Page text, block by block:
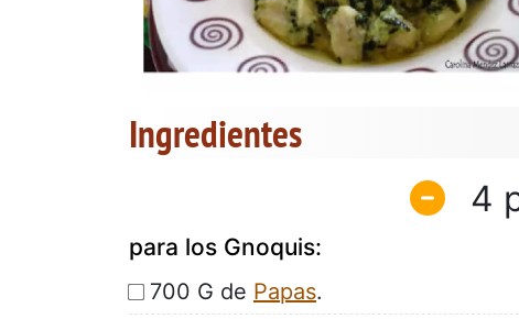
Ingredientes
4
para los Gnoquis:
700 G de Papas.